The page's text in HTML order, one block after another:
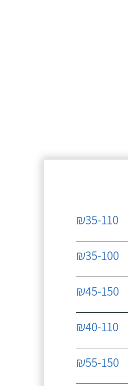
₪35-110
₪35-100
₪45-150
₪40-110
₪55-150